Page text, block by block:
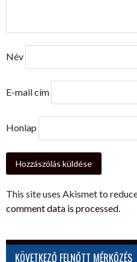
Név
E-mail cím
Honlap
This site uses Akismet to
comment data is processed.
KÖVETKEZŐ FELNŐTT MÉRKŐZÉS